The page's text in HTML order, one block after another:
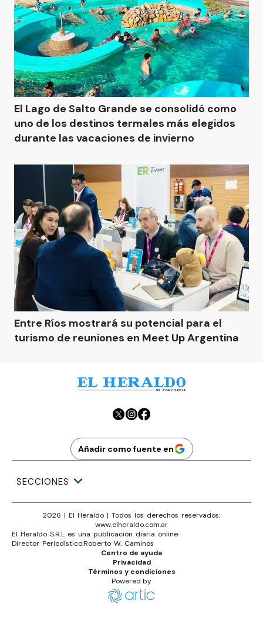
El Lago de Salto Grande se consolidó como
uno de los destinos termales más elegidos
durante las vacaciones de invierno
Entre Ríos mostrará su potencial para el
turismo de reuniones en Meet Up Argentina
Añadir como fuente en
SECCIONES
2026 | El Heraldo | Todos los derechos reservados:
www.elheraldo.com.ar
El Heraldo S.R.L es una publicación diaria online·
Director Periodístico:Roberto W. Caminos
Términos y condiciones
Privacidad
Centro de ayuda
Powered by